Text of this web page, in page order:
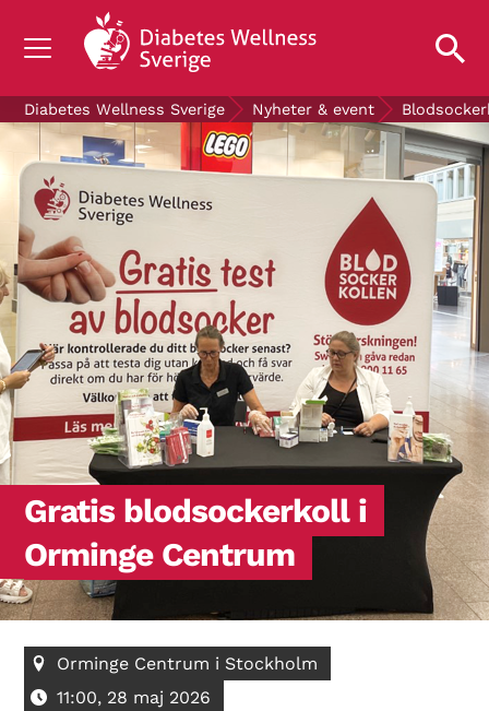
OM DIABETES
STÖD OSS
FORSKNING
NYHETER & EVENT
OM OSS
GRATIS DIABETESPRODUKTER
Blodsockerkollen
Diabetes Wellness Sverige Nyheter & event
Gratis blodsockerkoll i
Orminge Centrum
Orminge Centrum i Stockholm
11:00, 28 maj 2026